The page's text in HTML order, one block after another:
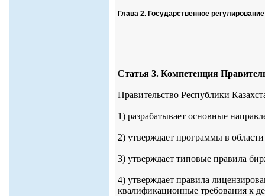
Глава 2. Государственное
Статья 3. Компетенция
Правительство Республики
1) разрабатывает основные
2) утверждает программы в
3) утверждает типовые правила
4) утверждает правила
квалификационные требования к